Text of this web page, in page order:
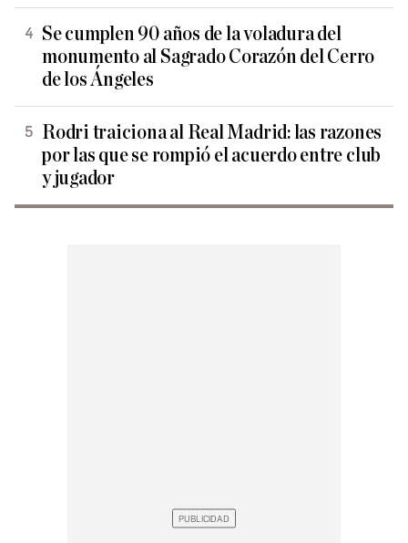
Se cumplen 90 años de la voladura del
monumento al Sagrado Corazón del Cerro
de los Ángeles
Rodri traiciona al Real Madrid: las razones
por las que se rompió el acuerdo entre club
y jugador